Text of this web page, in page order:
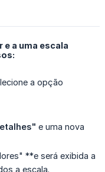
a uma escala
a opção
e uma nova
**e será exibida a
a escala.